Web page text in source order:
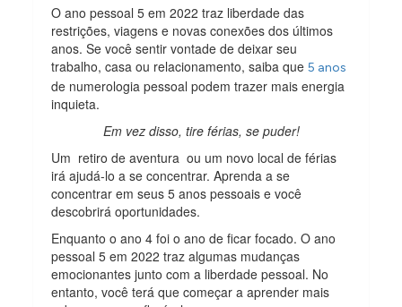
O ano pessoal 5 em 2022 traz liberdade das
restrições, viagens e novas conexões dos últimos
anos. Se você sentir vontade de deixar seu
trabalho, casa ou relacionamento, saiba que5 anos
de numerologia pessoal podem trazer mais energia
inquieta.
Em vez disso, tire férias, se puder!
Um retiro de aventura ou um novo local de férias
irá ajudá-lo a se concentrar. Aprenda a se
concentrar em seus 5 anos pessoais e você
descobrirá oportunidades.
Enquanto o ano 4 foi o ano de ficar focado. O ano
pessoal 5 em 2022 traz algumas mudanças
emocionantes junto com a liberdade pessoal. No
entanto, você terá que começar a aprender mais